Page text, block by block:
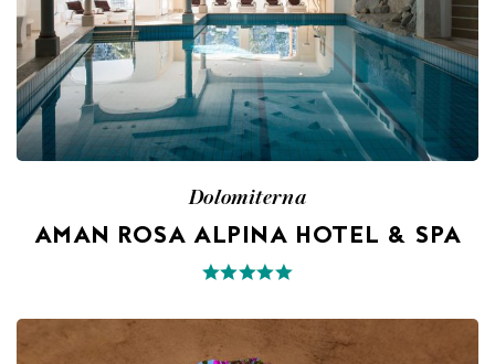
Dolomiterna
AMAN ROSA ALPINA HOTEL & SPA